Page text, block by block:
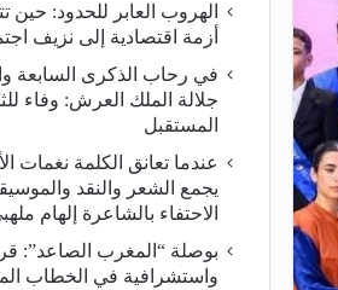
​الهروب العابر للحدود: حين
أزمة اقتصادية إلى نزيف
في رحاب الذكرى السابعة
جلالة الملك العرش: وفاء
المستقبل
​عندما تعانق الكلمة نغمات
يجمع الشعر والنقد
الاحتفاء بالشاعرة إلهام
بوصلة “المغرب الصاعد”:
واستشرافية في الخطاب